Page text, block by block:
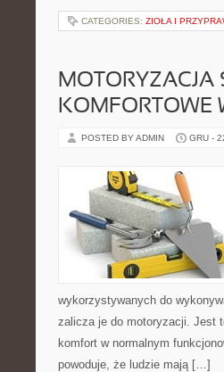
CATEGORIES: ZIOŁA I
MOTORYZACJA
KOMFORTOWE
POSTED BY ADMIN GRU -
wykorzystywanych do
zalicza je do motoryzacji. Jest
komfort w normalnym
powoduje, że ludzie mają […]